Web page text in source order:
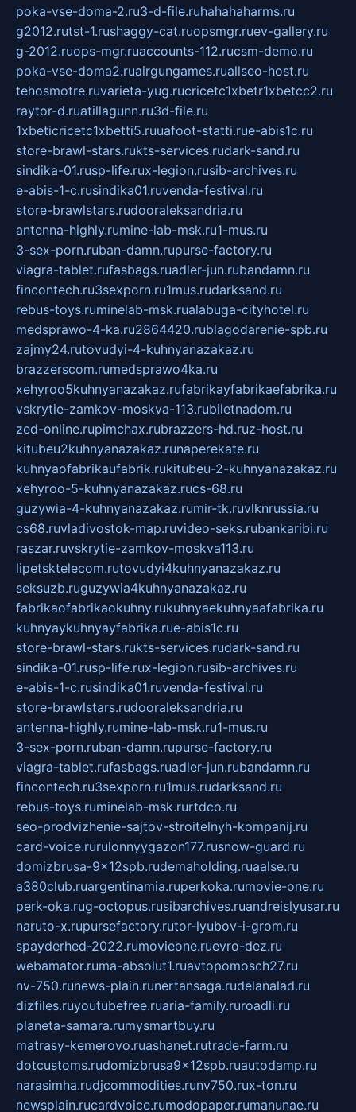
poka-vse-doma-2.ru3-d-file.ruhahahaharms.ru
g2012.rutst-1.rushaggy-cat.ruopsmgr.ruev-gallery.ru
g-2012.ruops-mgr.ruaccounts-112.rucsm-demo.ru
poka-vse-doma2.ruairgungames.ruallseo-host.ru
tehosmotre.ruvarieta-yug.rucricetc1xbetr1xbetcc2.ru
raytor-d.ruatillagunn.ru3d-file.ru
1xbeticricetc1xbetti5.ruuafoot-statti.rue-abis1c.ru
store-brawl-stars.rukts-services.rudark-sand.ru
sindika-01.rusp-life.rux-legion.rusib-archives.ru
e-abis-1-c.rusindika01.ruvenda-festival.ru
store-brawlstars.rudooraleksandria.ru
antenna-highly.rumine-lab-msk.ru1-mus.ru
3-sex-porn.ruban-damn.rupurse-factory.ru
viagra-tablet.rufasbags.ruadler-jun.rubandamn.ru
fincontech.ru3sexporn.ru1mus.rudarksand.ru
rebus-toys.ruminelab-msk.rualabuga-cityhotel.ru
medsprawo-4-ka.ru2864420.rublagodarenie-spb.ru
zajmy24.rutovudyi-4-kuhnyanazakaz.ru
brazzerscom.rumedsprawo4ka.ru
xehyroo5kuhnyanazakaz.rufabrikayfabrikaefabrika.ru
vskrytie-zamkov-moskva-113.rubiletnadom.ru
zed-online.rupimchax.rubrazzers-hd.ruz-host.ru
kitubeu2kuhnyanazakaz.runaperekate.ru
kuhnyaofabrikaufabrik.rukitubeu-2-kuhnyanazakaz.ru
xehyroo-5-kuhnyanazakaz.rucs-68.ru
guzywia-4-kuhnyanazakaz.rumir-tk.ruvlknrussia.ru
cs68.ruvladivostok-map.ruvideo-seks.rubankaribi.ru
raszar.ruvskrytie-zamkov-moskva113.ru
lipetsktelecom.rutovudyi4kuhnyanazakaz.ru
seksuzb.ruguzywia4kuhnyanazakaz.ru
fabrikaofabrikaokuhny.rukuhnyaekuhnyaafabrika.ru
kuhnyaykuhnyayfabrika.rue-abis1c.ru
store-brawl-stars.rukts-services.rudark-sand.ru
sindika-01.rusp-life.rux-legion.rusib-archives.ru
e-abis-1-c.rusindika01.ruvenda-festival.ru
store-brawlstars.rudooraleksandria.ru
antenna-highly.rumine-lab-msk.ru1-mus.ru
3-sex-porn.ruban-damn.rupurse-factory.ru
viagra-tablet.rufasbags.ruadler-jun.rubandamn.ru
fincontech.ru3sexporn.ru1mus.rudarksand.ru
rebus-toys.ruminelab-msk.rurtdco.ru
seo-prodvizhenie-sajtov-stroitelnyh-kompanij.ru
card-voice.rurulonnyygazon177.rusnow-guard.ru
domizbrusa-9x12spb.rudemaholding.ruaalse.ru
a380club.ruargentinamia.ruperkoka.rumovie-one.ru
perk-oka.rug-octopus.rusibarchives.ruandreislyusar.ru
naruto-x.rupursefactory.rutor-lyubov-i-grom.ru
spayderhed-2022.rumovieone.ruevro-dez.ru
webamator.ruma-absolut1.ruavtopomosch27.ru
nv-750.runews-plain.runertansaga.rudelanalad.ru
dizfiles.ruyoutubefree.ruaria-family.ruroadli.ru
planeta-samara.rumysmartbuy.ru
matrasy-kemerovo.ruashanet.rutrade-farm.ru
dotcustoms.rudomizbrusa9x12spb.ruautodamp.ru
narasimha.rudjcommodities.runv750.rux-ton.ru
newsplain.rucardvoice.rumodopaper.rumanunae.ru